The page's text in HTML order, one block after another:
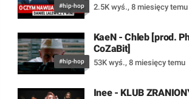
#hip-hop 2.5K wyś., 8 miesięcy temu
#hip-hop
KaeN - Chleb [prod.
CoZaBit]
53K wyś., 8 miesięcy temu
Inee - KLUB